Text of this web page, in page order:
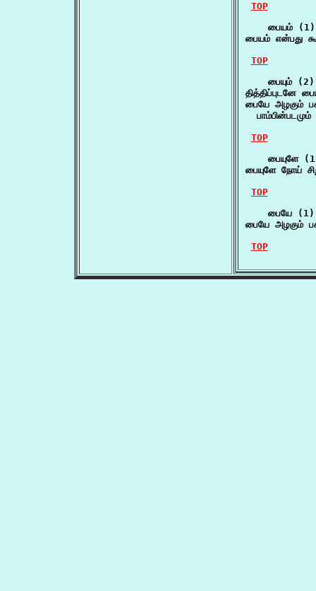
TOP
    பையம் (1)
பையம் என்பது
TOP
    பையும் (2)
தித்திப்புடனே
பையே அழகும்
TOP
பையுளே
பையுளே நோய்
TOP
    பையே (1)
பையே அழகும்
TOP